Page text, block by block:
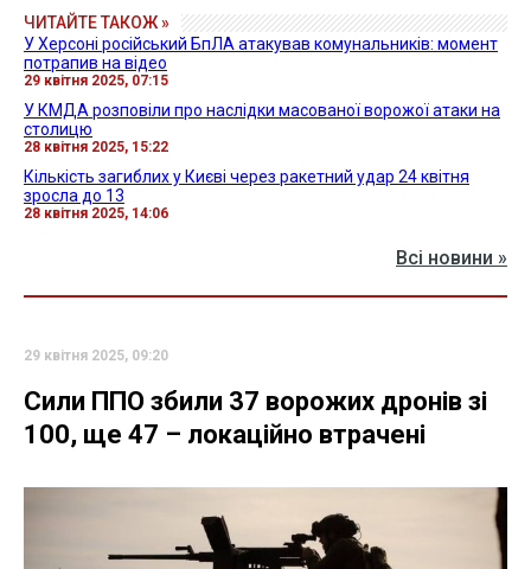
ЧИТАЙТЕ ТАКОЖ »
У Херсоні російський БпЛА атакував комунальників: момент
потрапив на відео
29 квітня 2025, 07:15
У КМДА розповіли про наслідки масованої ворожої атаки на
столицю
28 квітня 2025, 15:22
Кількість загиблих у Києві через ракетний удар 24 квітня
зросла до 13
28 квітня 2025, 14:06
Всі новини »
29 квітня 2025, 09:20
Сили ППО збили 37 ворожих дронів зі
100, ще 47 – локаційно втрачені